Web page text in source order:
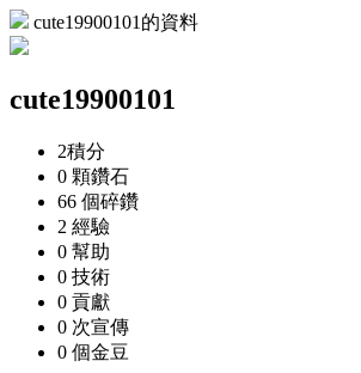
cute19900101的資料
cute19900101
2積分
0 顆鑽石
66 個碎鑽
2 經驗
0 幫助
0 技術
0 貢獻
0 次宣傳
0 個金豆